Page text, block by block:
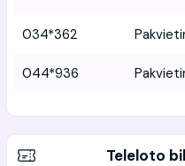
034*362
044*936
Teleloto